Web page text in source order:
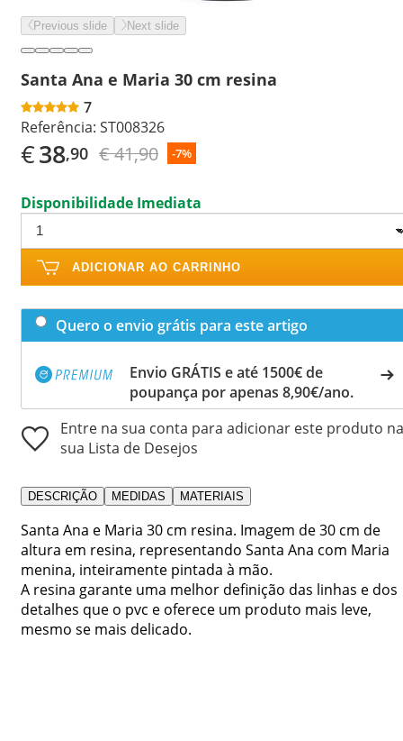
Previous slide Next slide
Santa Ana e Maria 30 cm resina
7
Referência: ST008326
€38,90 € 41,90 -7%
Disponibilidade Imediata
ADICIONAR AO CARRINHO
Quero o envio grátis para este artigo
Envio GRÁTIS e até 1500€ de
poupança por apenas 8,90€/ano.
Entre na sua conta para adicionar este produto na
sua Lista de Desejos
DESCRIÇÃO MEDIDAS MATERIAIS
Santa Ana e Maria 30 cm resina. Imagem de 30 cm de
altura em resina, representando Santa Ana com Maria
menina, inteiramente pintada à mão.
A resina garante uma melhor definição das linhas e dos
detalhes que o pvc e oferece um produto mais leve,
mesmo se mais delicado.